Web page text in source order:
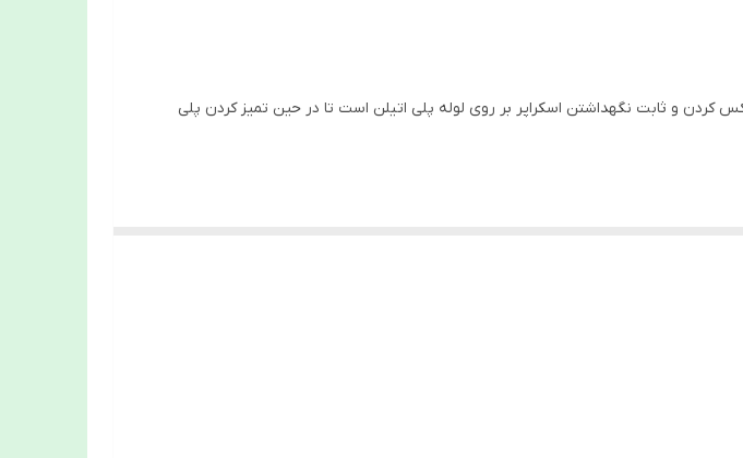
و ثابت نگهداشتن اسکراپر بر روی لوله پلی اتیلن است تا در حین تمیز کردن پلی